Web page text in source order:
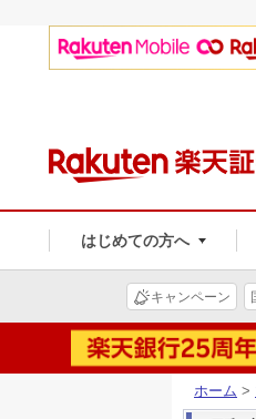
はじめての方へ
キャンペーン
ホーム >